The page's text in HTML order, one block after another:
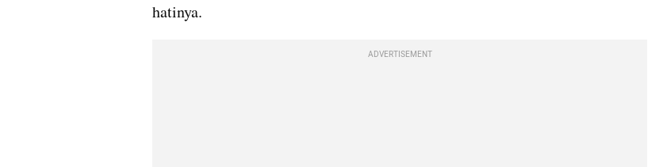
hatinya.
ADVERTISEMENT